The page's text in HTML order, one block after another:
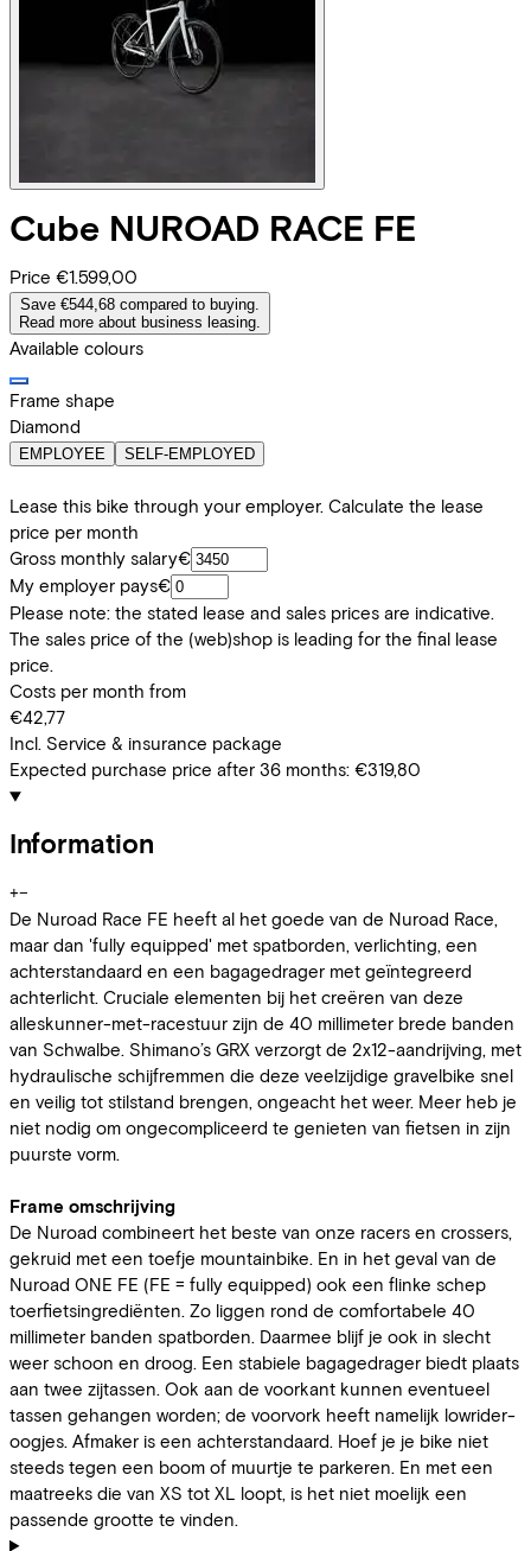
Cube NUROAD RACE FE
Price €1.599,00
Save €544,68 compared to buying.
Read more about business leasing.
Available colours
Frame shape
Diamond
EMPLOYEE SELF-EMPLOYED
Lease this bike through your employer. Calculate the lease
price per month
Gross monthly salary€
My employer pays€
Please note: the stated lease and sales prices are indicative.
The sales price of the (web)shop is leading for the final lease
price.
Costs per month from
€42,77
Incl. Service & insurance package
Expected purchase price after 36 months: €319,80
Information
+−
De Nuroad Race FE heeft al het goede van de Nuroad Race,
maar dan 'fully equipped' met spatborden, verlichting, een
achterstandaard en een bagagedrager met geïntegreerd
achterlicht. Cruciale elementen bij het creëren van deze
alleskunner-met-racestuur zijn de 40 millimeter brede banden
van Schwalbe. Shimano’s GRX verzorgt de 2x12-aandrijving, met
hydraulische schijfremmen die deze veelzijdige gravelbike snel
en veilig tot stilstand brengen, ongeacht het weer. Meer heb je
niet nodig om ongecompliceerd te genieten van fietsen in zijn
puurste vorm.
Frame omschrijving
De Nuroad combineert het beste van onze racers en crossers,
gekruid met een toefje mountainbike. En in het geval van de
Nuroad ONE FE (FE = fully equipped) ook een flinke schep
toerfietsingrediënten. Zo liggen rond de comfortabele 40
millimeter banden spatborden. Daarmee blijf je ook in slecht
weer schoon en droog. Een stabiele bagagedrager biedt plaats
aan twee zijtassen. Ook aan de voorkant kunnen eventueel
tassen gehangen worden; de voorvork heeft namelijk lowrider-
oogjes. Afmaker is een achterstandaard. Hoef je je bike niet
steeds tegen een boom of muurtje te parkeren. En met een
maatreeks die van XS tot XL loopt, is het niet moelijk een
passende grootte te vinden.